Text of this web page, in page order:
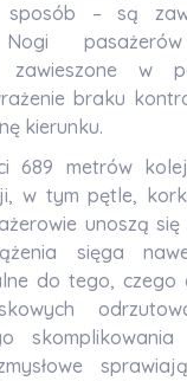
sposób – są
Nogi
zawieszone w
braku
kierunku.
689 metrów
w tym pętle,
unoszą
sięga
do tego, czego